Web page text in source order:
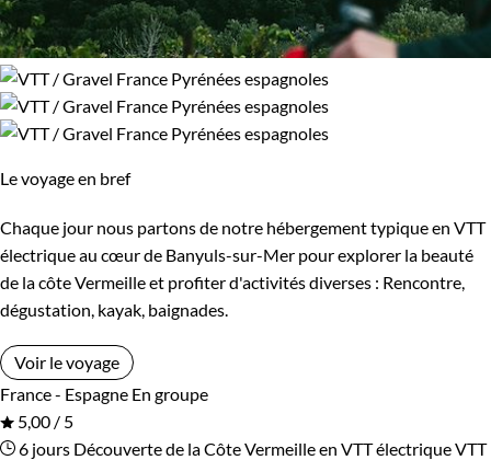
Le voyage en bref
Chaque jour nous partons de notre hébergement typique en VTT
électrique au cœur de Banyuls-sur-Mer pour explorer la beauté
de la côte Vermeille et profiter d'activités diverses : Rencontre,
dégustation, kayak, baignades.
Voir le voyage
France - Espagne En groupe
5,00 / 5
6 jours Découverte de la Côte Vermeille en VTT électriqueVTT